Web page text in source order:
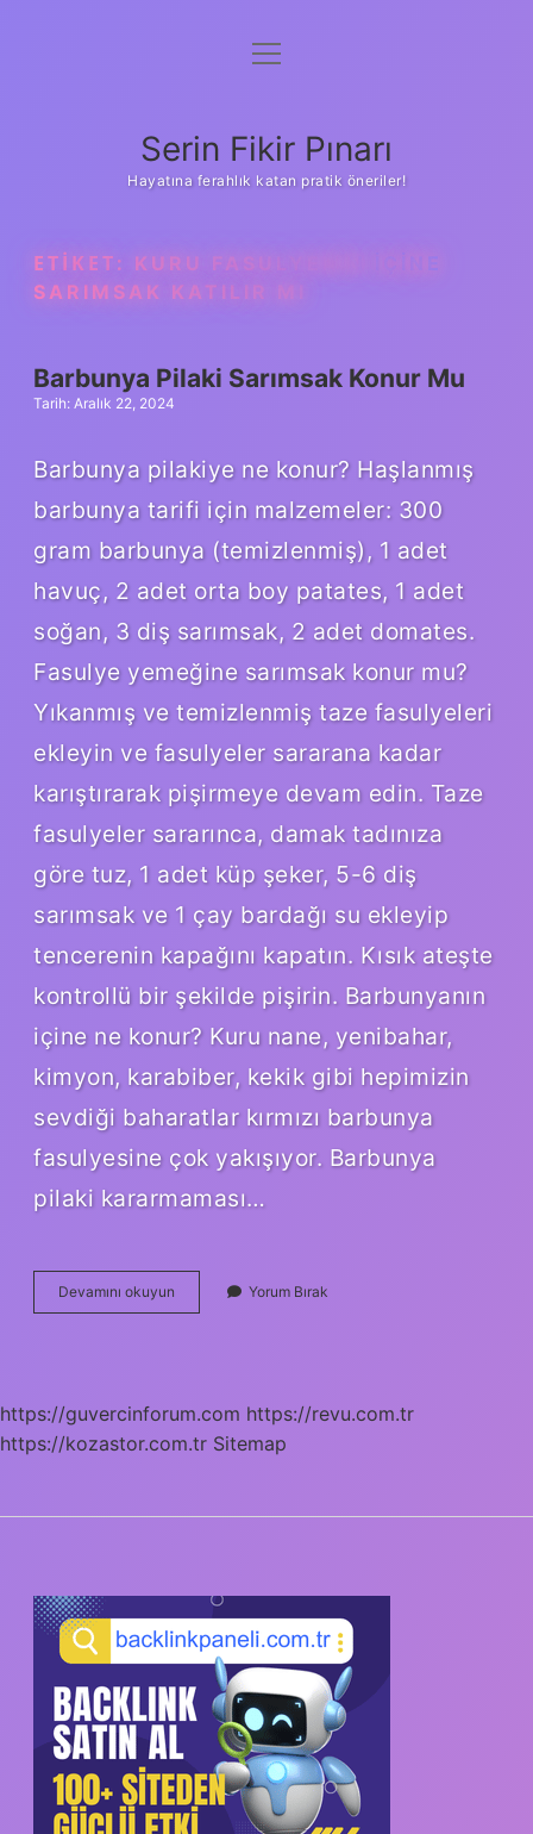
Gizlilik Politikası
Yasal Uyarı
menüyü
Serin Fikir Pınarı
Hayatına ferahlık katan pratik öneriler!
ETIKET: KURU FASULYENIN IÇINE
SARIMSAK KATILIR MI
Barbunya Pilaki Sarımsak Konur Mu
Tarih: Aralık 22, 2024
Barbunya pilakiye ne konur? Haşlanmış
barbunya tarifi için malzemeler: 300
gram barbunya (temizlenmiş), 1 adet
havuç, 2 adet orta boy patates, 1 adet
soğan, 3 diş sarımsak, 2 adet domates.
Fasulye yemeğine sarımsak konur mu?
Yıkanmış ve temizlenmiş taze fasulyeleri
ekleyin ve fasulyeler sararana kadar
karıştırarak pişirmeye devam edin. Taze
fasulyeler sararınca, damak tadınıza
göre tuz, 1 adet küp şeker, 5-6 diş
sarımsak ve 1 çay bardağı su ekleyip
tencerenin kapağını kapatın. Kısık ateşte
kontrollü bir şekilde pişirin. Barbunyanın
içine ne konur? Kuru nane, yenibahar,
kimyon, karabiber, kekik gibi hepimizin
sevdiği baharatlar kırmızı barbunya
fasulyesine çok yakışıyor. Barbunya
pilaki kararmaması…
Devamını okuyun Barbunya
Pilaki
Yorum Bırak
https://guvercinforum.com https://revu.com.tr
https://kozastor.com.tr Sitemap
SIDEBAR